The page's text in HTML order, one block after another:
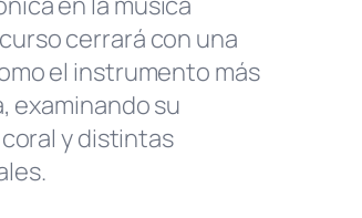
cerrará con una
el instrumento más
examinando su
y distintas